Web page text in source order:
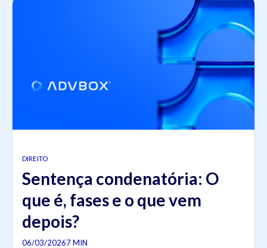
DIREITO
Sentença condenatória: O
que é, fases e o que vem
depois?
06/03/20267 MIN